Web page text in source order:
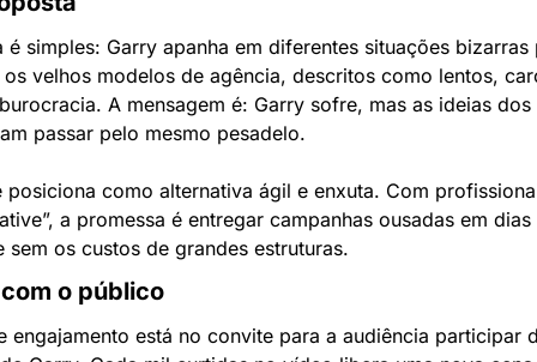
é simples: Garry apanha em diferentes situações bizarras
velhos modelos de agência, descritos como lentos,
A mensagem é: Garry sofre, mas as ideias dos
passar pelo mesmo pesadelo.
posiciona como alternativa ágil e enxuta. Com
a promessa é entregar campanhas ousadas em
os custos de grandes estruturas.
o público
engajamento está no convite para a audiência participar